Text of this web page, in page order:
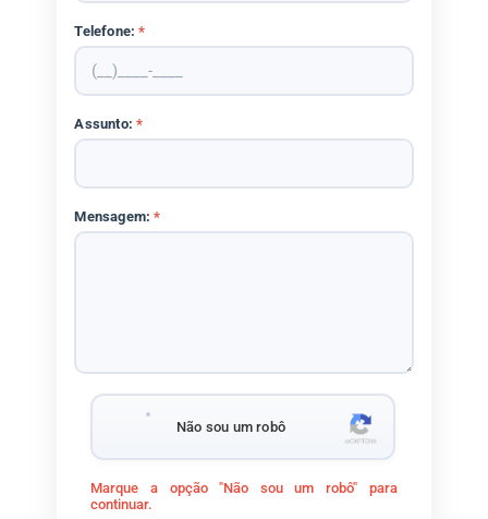
Telefone:*
Assunto:*
Mensagem:*
Não sou um robô
Marque a opção "Não sou um robô" para
continuar.